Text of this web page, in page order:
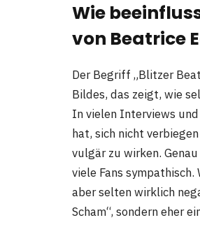
Wie
von Beatrice
Der Begriff „Blitzer
Bildes, das zeigt, wie
In vielen Interviews und
hat, sich nicht
vulgär zu wirken.
viele Fans
aber selten wirklich
Scham“, sondern eher